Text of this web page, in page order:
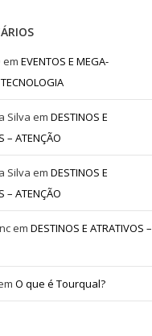
emEVENTOS E MEGA-
Silva emDESTINOS E
– ATENÇÃO
Silva emDESTINOS E
– ATENÇÃO
emDESTINOS E ATRATIVOS –
O que é Tourqual?